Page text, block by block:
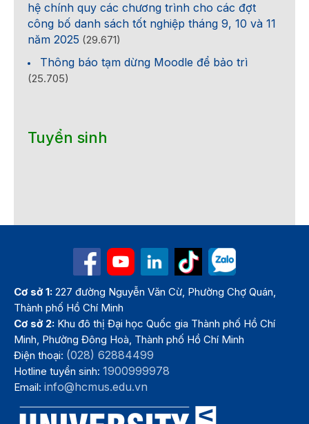
hệ chính quy các chương trình cho các đợt
công bố danh sách tốt nghiệp tháng 9, 10 và 11
năm 2025 (29.671)
Thông báo tạm dừng Moodle để bảo trì
(25.705)
Tuyển sinh
Cơ sở 1: 227 đường Nguyễn Văn Cừ, Phường Chợ Quán,
Thành phố Hồ Chí Minh
Cơ sở 2: Khu đô thị Đại học Quốc gia Thành phố Hồ Chí
Minh, Phường Đông Hoà, Thành phố Hồ Chí Minh
Điện thoại: (028) 62884499
Hotline tuyển sinh:1900999978
Email:info@hcmus.edu.vn